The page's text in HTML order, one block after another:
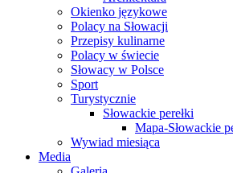
Okienko językowe
Polacy na Słowacji
Przepisy kulinarne
Polacy w świecie
Słowacy w Polsce
Sport
Turystycznie
Słowackie perełki
Mapa-Słowackie
Wywiad miesiąca
Media